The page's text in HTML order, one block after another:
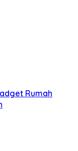
Rumah